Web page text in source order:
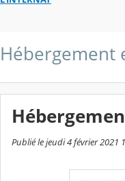
Hébergement
Publié le jeudi 4 février 2021